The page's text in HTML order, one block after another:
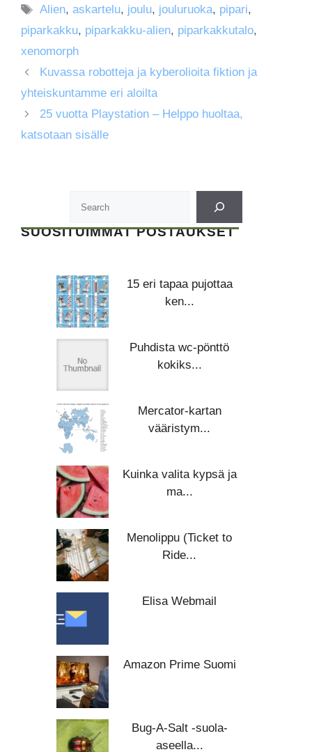
Avainsanat
Alien,askartelu, joulu, jouluruoka, pipari,
piparkakku, piparkakku-alien, piparkakkutalo,
xenomorph
Kuvassa robotteja ja kyberolioita fiktion ja
yhteiskuntamme eri aloilta
25 vuotta Playstation – Helppo huoltaa,
katsotaan sisälle
SUOSITUIMMAT POSTAUKSET
15 eri tapaa pujottaa
ken...
Puhdista wc-pönttö
kokiks...
Mercator-kartan
vääristym...
Kuinka valita kypsä ja
ma...
Menolippu (Ticket to
Ride...
Elisa Webmail
Amazon Prime Suomi
Bug-A-Salt -suola-
aseella...